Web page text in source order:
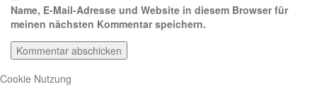
Name, E-Mail-Adresse und Website in diesem Browser für
meinen nächsten Kommentar speichern.
Cookie Nutzung